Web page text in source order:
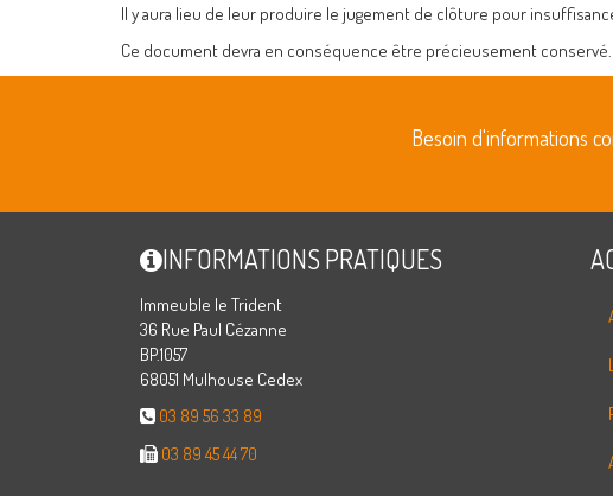
Il y aura lieu de leur produire le jugement de clôture pour
Ce document devra en conséquence être précieusement conservé.
Besoin d'informations
INFORMATIONS PRATIQUES
Immeuble le Trident
36 Rue Paul Cézanne
BP.1057
68051 Mulhouse Cedex
03 89 56 33 89
03 89 45 44 70